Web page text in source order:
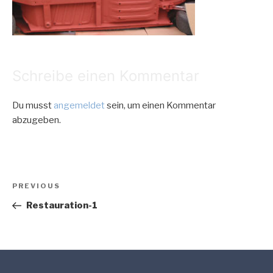
Du musstangemeldetsein, um einen Kommentar
abzugeben.
Beitragsnavigation
Previous
Post
PREVIOUS
Restauration-1